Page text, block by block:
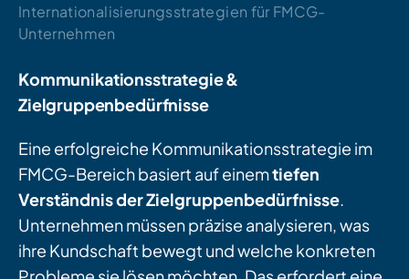
Internationalisierungsstrategien für FMCG-
Unternehmen
Kommunikationsstrategie &
Zielgruppenbedürfnisse
Eine erfolgreiche Kommunikationsstrategie im
FMCG-Bereich basiert auf einemtiefen
Verständnis der Zielgruppenbedürfnisse.
Unternehmen müssen präzise analysieren, was
ihre Kundschaft bewegt und welche konkreten